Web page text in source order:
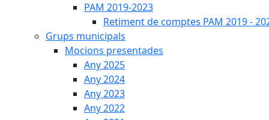
PAM 2019-2023
Retiment de comptes PAM 2019 -
Grups municipals
Mocions presentades
Any 2025
Any 2024
Any 2023
Any 2022